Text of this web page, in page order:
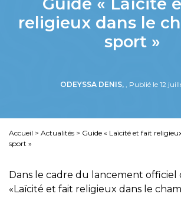
religieux dans le
sport »
ODEYSSA DENIS, , Publié le 12
Accueil > Actualités > Guide « Laïcité et fait
sport »
Dans le cadre du lancement officiel
«Laïcité et fait religieux dans le